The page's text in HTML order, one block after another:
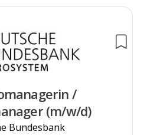
/
(m/w/d)
Bundesbank